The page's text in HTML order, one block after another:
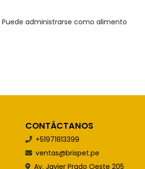
administrarse como alimento
CONTÁCTANOS
+51971813399
ventas@brispet.pe
Av. Javier Prado Oeste 205